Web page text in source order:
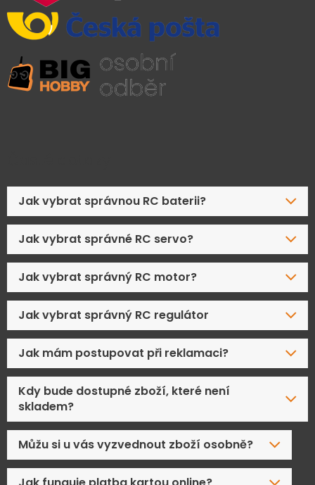
Jak vybrat správnou RC baterii?
Jak vybrat správné RC servo?
Jak vybrat správný RC motor?
Jak vybrat správný RC regulátor
Jak mám postupovat při reklamaci?
Kdy bude dostupné zboží, které není
skladem?
Můžu si u vás vyzvednout zboží osobně?